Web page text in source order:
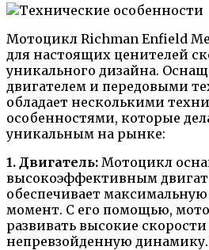
Мотоцикл Richman Enfield
для настоящих ценителей
уникального дизайна.
двигателем и передовыми
обладает несколькими
особенностями, которые
уникальным на рынке:
1. Двигатель: Мотоцикл
высокоэффективным
обеспечивает
момент. С его помощью,
развивать высокие
непревзойденную динамику.